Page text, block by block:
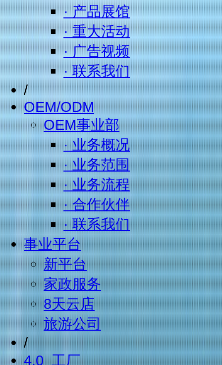
· 产品展馆
· 重大活动
· 广告视频
· 联系我们
/
OEM/ODM
OEM事业部
· 业务概况
· 业务范围
· 业务流程
· 合作伙伴
· 联系我们
事业平台
新平台
家政服务
8天云店
旅游公司
/
4.0 工厂